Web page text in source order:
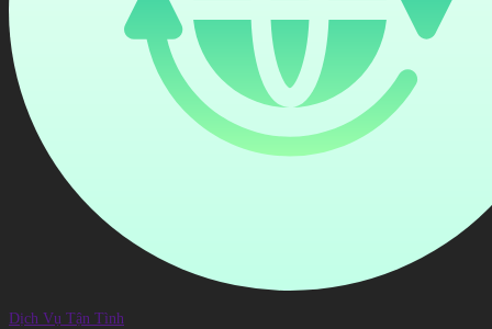
Dịch Vụ Tận Tình